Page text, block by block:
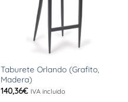
Taburete Orlando (Grafito,
Madera)
140,36€ IVA incluido